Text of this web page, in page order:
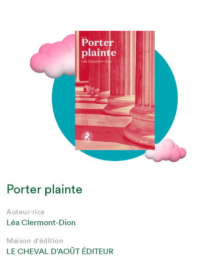
Porter plainte
Auteur·rice
Léa Clermont-Dion
Maison d'édition
LE CHEVAL D'AOÛT ÉDITEUR